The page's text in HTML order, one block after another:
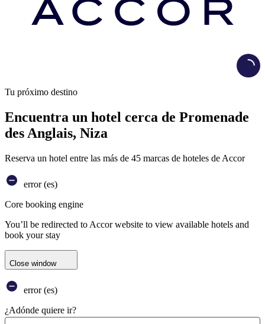
Tu próximo destino
Encuentra un hotel cerca de Promenade
des Anglais, Niza
Reserva un hotel entre las más de 45 marcas de hoteles de Accor
error (es)
Core booking engine
You’ll be redirected to Accor website to view available hotels and
book your stay
Close window
error (es)
¿Adónde quiere ir?